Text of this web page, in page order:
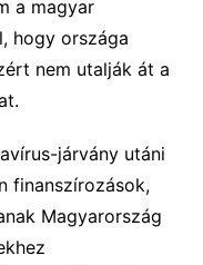
a magyar
hogy országa
nem utalják át a
járvány utáni
finanszírozások,
Magyarország